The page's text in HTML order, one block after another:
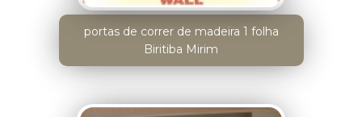
portas de correr de madeira 1 folha
Biritiba Mirim